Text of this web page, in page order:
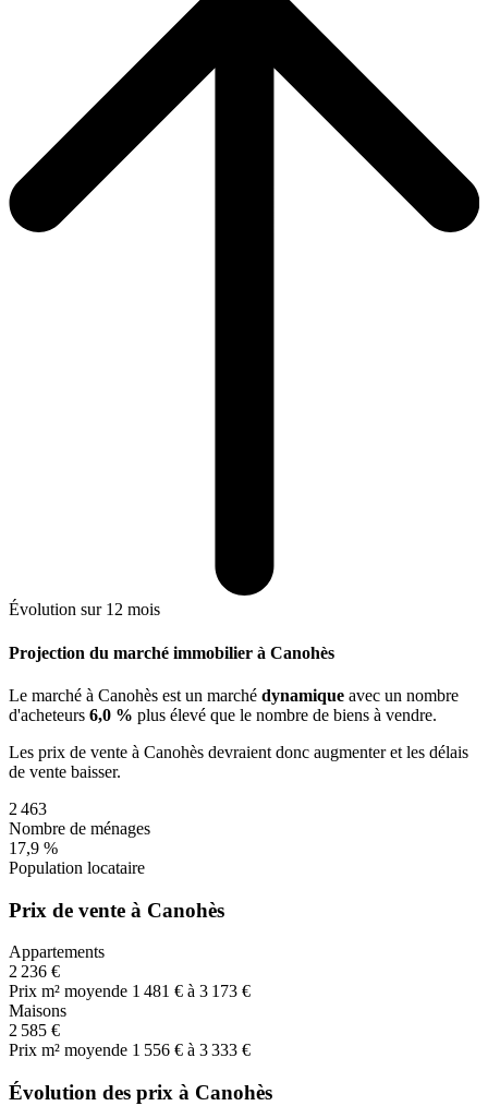
Évolution sur 12 mois
Projection du marché immobilier à Canohès
Le marché à Canohès est un marché dynamique avec un nombre
d'acheteurs 6,0 % plus élevé que le nombre de biens à vendre.
Les prix de vente à Canohès devraient donc augmenteret les délais
de vente baisser.
2 463
Nombre de ménages
17,9 %
Population locataire
Prix de vente à Canohès
Appartements
2 236 €
Prix m² moyende 1 481 € à 3 173 €
Maisons
2 585 €
Prix m² moyende 1 556 € à 3 333 €
Évolution des prix à Canohès